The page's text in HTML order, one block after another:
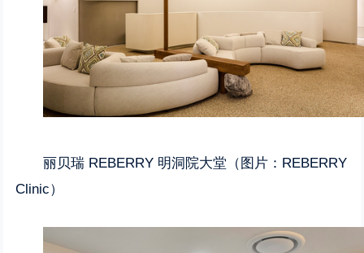
丽贝瑞 REBERRY 明洞院大堂（图片：REBERRY
Clinic）